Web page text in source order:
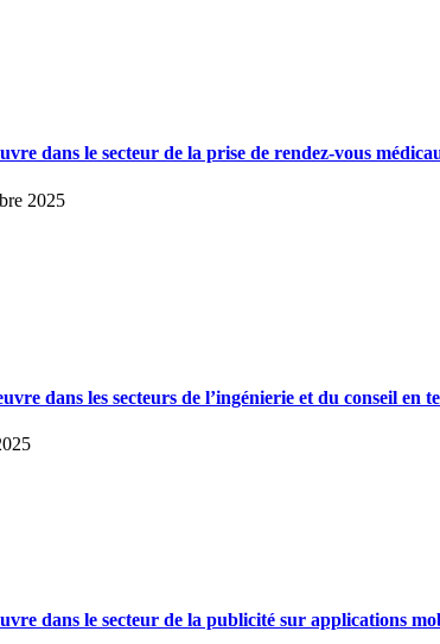
dans le secteur de la prise de rendez-vous
2025
dans les secteurs de l’ingénierie et du conseil en
dans le secteur de la publicité sur applications